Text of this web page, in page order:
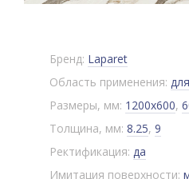
Бренд: Laparet
Область применения:
Размеры, мм: 1200x600,
Толщина, мм: 8.25, 9
Ректификация: да
Имитация поверхности: